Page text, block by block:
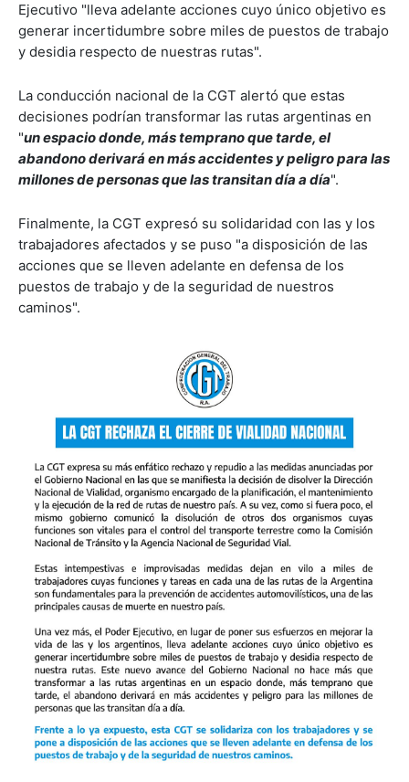
Ejecutivo "lleva adelante acciones cuyo único objetivo es
generar incertidumbre sobre miles de puestos de trabajo
y desidia respecto de nuestras rutas".
La conducción nacional de la CGT alertó que estas
decisiones podrían transformar las rutas argentinas en
"un espacio donde, más temprano que tarde, el
abandono derivará en más accidentes y peligro para las
millones de personas que las transitan día a día".
Finalmente, la CGT expresó su solidaridad con las y los
trabajadores afectados y se puso "a disposición de las
acciones que se lleven adelante en defensa de los
puestos de trabajo y de la seguridad de nuestros
caminos".